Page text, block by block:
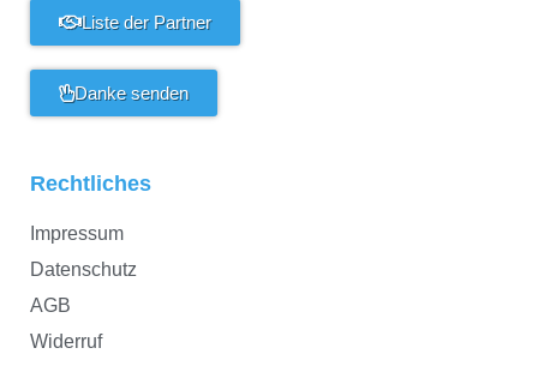
Liste der Partner
Danke senden
Rechtliches
Impressum
Datenschutz
AGB
Widerruf